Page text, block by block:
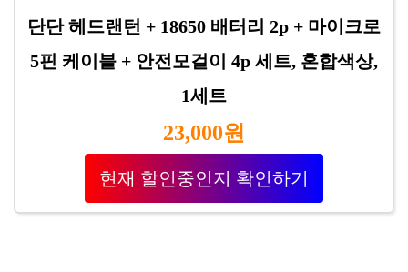
단단 헤드랜턴 + 18650 배터리 2p + 마이크로
5핀 케이블 + 안전모걸이 4p 세트, 혼합색상,
1세트
23,000원
현재 할인중인지 확인하기